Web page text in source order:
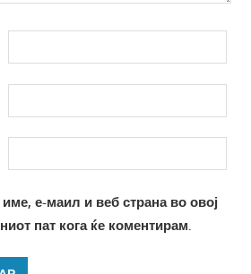
име, е-маил и веб страна во овој
пат кога ќе коментирам.